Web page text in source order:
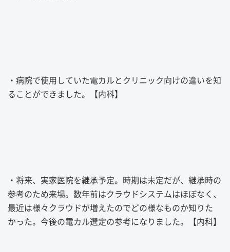
・病院で使用していた電カルとクリニック向けの違いを知
ることができました。【内科】
・将来、実家医院を継承予定。時期は未定だが、継承時の
参考のため来場。数年前はクラウドシステムはほぼなく、
最近は様々クラウドが増えたのでどの様なものか知りた
かった。今後の電カル選定の参考になりました。【内科】